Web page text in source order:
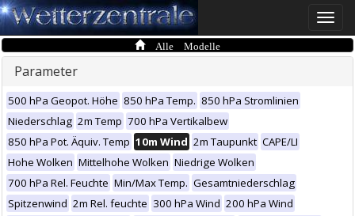
Toggle
Alle Modelle
Parameter
500 hPa Geopot. Höhe 850 hPa Temp. 850 hPa Stromlinien
Niederschlag 2m Temp 700 hPa Vertikalbew
850 hPa Pot. Äquiv. Temp 10m Wind 2m Taupunkt CAPE/LI
Hohe Wolken Mittelhohe Wolken Niedrige Wolken
700 hPa Rel. Feuchte Min/Max Temp. Gesamtniederschlag
Spitzenwind 2m Rel. feuchte 300 hPa Wind 200 hPa Wind